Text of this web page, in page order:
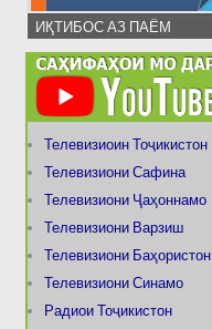
ИҚТИБОС АЗ ПАЁМ
Телевизиоин Тоҷикистон
Телевизиони Сафина
Телевизиони Ҷаҳоннамо
Телевизиони Варзиш
Телевизиони Баҳористон
Телевизиони Синамо
Радиои Тоҷикистон